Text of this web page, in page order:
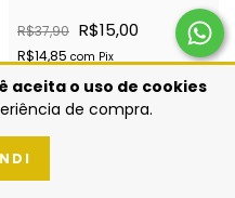
aceita o uso de cookies
de compra.
R$37,90 R$15,00
R$14,85 com Pix